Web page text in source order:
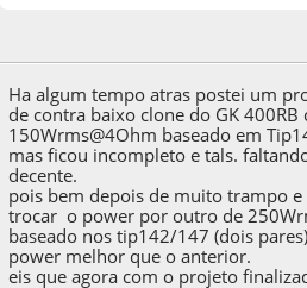
Ha algum tempo atras postei um
de contra baixo clone do GK
150Wrms@4Ohm baseado em
mas ficou incompleto e tals.
decente.
pois bem depois de muito trampo
trocar o power por outro de
baseado nos tip142/147 (dois
power melhor que o anterior.
eis que agora com o projeto